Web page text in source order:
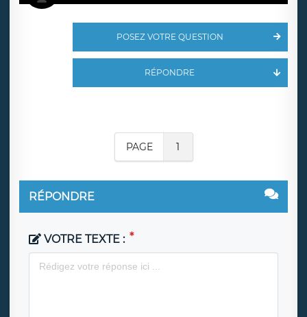
POSEZ VOTRE QUESTION
RÉPONDRE
PAGE 1
RÉPONDRE
VOTRE TEXTE :